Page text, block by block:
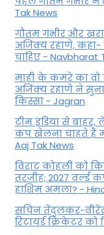
Tak News
गौतम गंभीर और
अजिंक्य रहाणे, कहा-
चाहिए - Navbharat
माही के कमरे का
अजिंक्‍य रहाणे ने
किस्सा - Jagran
टीम इंडिया से बाहर,
कप खेलना चाहते हैं
Aaj Tak News
विराट कोहली को
तरजीह; 2027
हाशिम अमला? -
सचिन तेंदुलकर-
रिटायर्ड क्रिकेटर को